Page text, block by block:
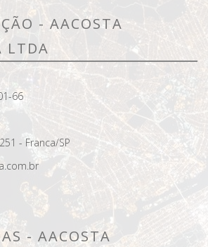
- AACOSTA
LTDA
66
- Franca/SP
- AACOSTA